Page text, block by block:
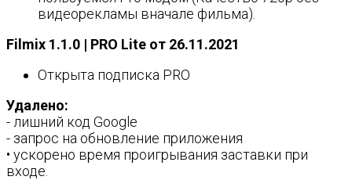
видеорекламы вначале фильма).
Filmix 1.1.0 | PRO Lite от 26.11.2021
Открыта подписка PRO
Удалено:
- лишний код Google
- запрос на обновление приложения
• ускорено время проигрывания заставки при
входе.